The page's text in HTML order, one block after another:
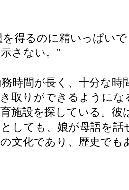
を得るのに精いっぱい
さない。”
時間が長く、十分な
取りができるように
施設を探している。
しても、娘が母語を
文化であり、歴史でも